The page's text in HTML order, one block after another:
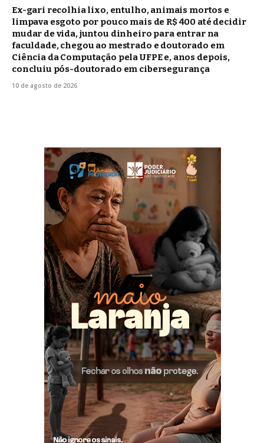
Ex-gari recolhia lixo, entulho, animais mortos e
limpava esgoto por pouco mais de R$ 400 até decidir
mudar de vida, juntou dinheiro para entrar na
faculdade, chegou ao mestrado e doutorado em
Ciência da Computação pela UFPE e, anos depois,
concluiu pós-doutorado em cibersegurança
10 de agosto de 2026